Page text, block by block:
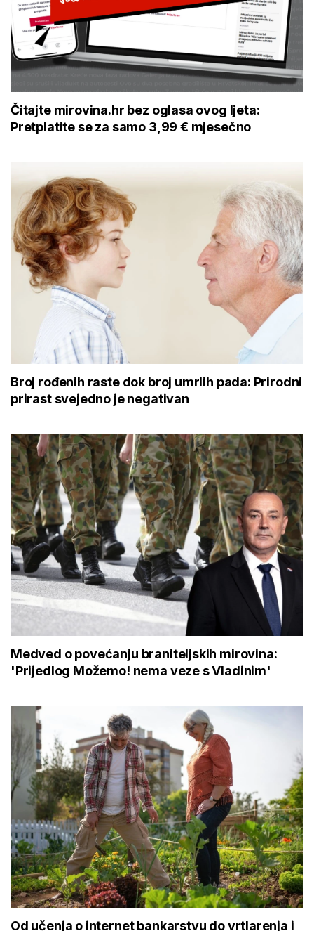
Čitajte mirovina.hr bez oglasa ovog ljeta:
Pretplatite se za samo 3,99 € mjesečno
Broj rođenih raste dok broj umrlih pada: Prirodni
prirast svejedno je negativan
Medved o povećanju braniteljskih mirovina:
'Prijedlog Možemo! nema veze s Vladinim'
Od učenja o internet bankarstvu do vrtlarenja i